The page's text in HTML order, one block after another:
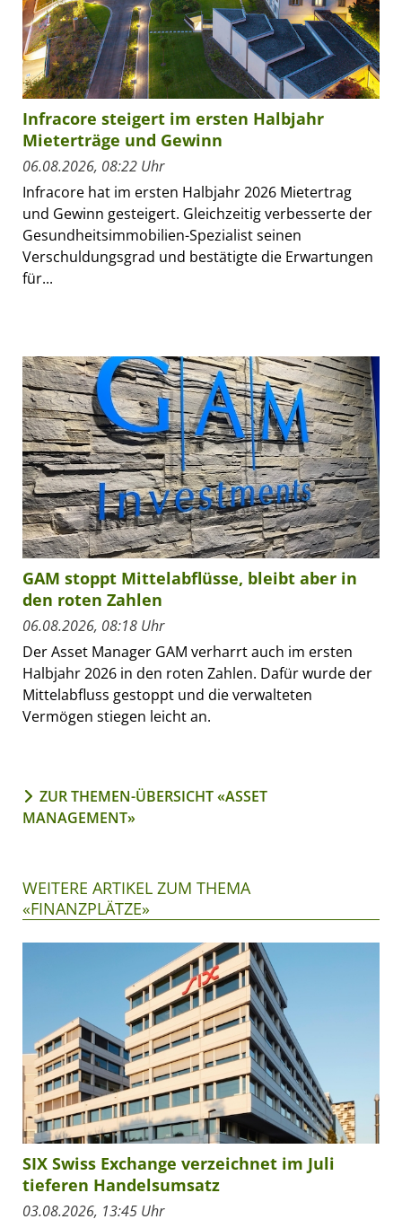
Infracore steigert im ersten Halbjahr
Mieterträge und Gewinn
06.08.2026, 08:22 Uhr
Infracore hat im ersten Halbjahr 2026 Mietertrag
und Gewinn gesteigert. Gleichzeitig verbesserte der
Gesundheitsimmobilien-Spezialist seinen
Verschuldungsgrad und bestätigte die Erwartungen
für...
GAM stoppt Mittelabflüsse, bleibt aber in
den roten Zahlen
06.08.2026, 08:18 Uhr
Der Asset Manager GAM verharrt auch im ersten
Halbjahr 2026 in den roten Zahlen. Dafür wurde der
Mittelabfluss gestoppt und die verwalteten
Vermögen stiegen leicht an.
ZUR THEMEN-ÜBERSICHT «ASSET
MANAGEMENT»
WEITERE ARTIKEL ZUM THEMA
«FINANZPLÄTZE»
SIX Swiss Exchange verzeichnet im Juli
tieferen Handelsumsatz
03.08.2026, 13:45 Uhr